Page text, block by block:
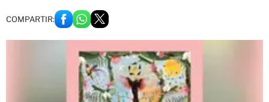
COMPARTIR: